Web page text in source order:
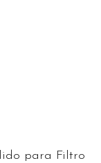
para Filtro